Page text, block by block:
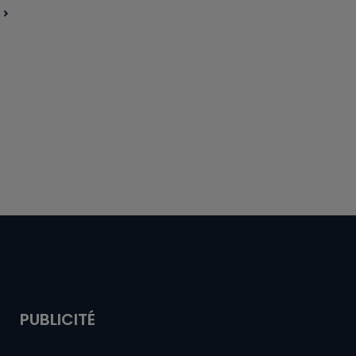
PUBLICITÉ